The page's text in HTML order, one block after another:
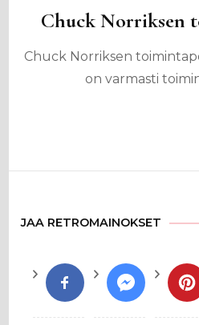
Chuck Norriksen
Chuck Norriksen
on varmasti
JAA RETROMAINOKSET